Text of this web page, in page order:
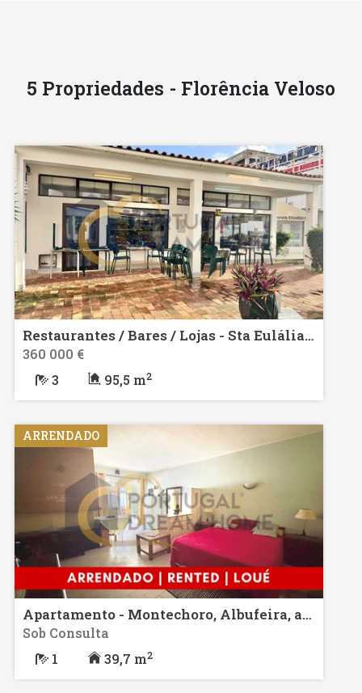
5 Propriedades - Florência Veloso
Restaurantes / Bares / Lojas - Sta Eulália, Albufeira, venda
360 000 €
3
95,5 m2
ARRENDADO
Apartamento - Montechoro, Albufeira, arrendamento
Sob Consulta
1
39,7 m2